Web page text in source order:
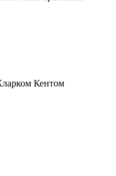
Кентом